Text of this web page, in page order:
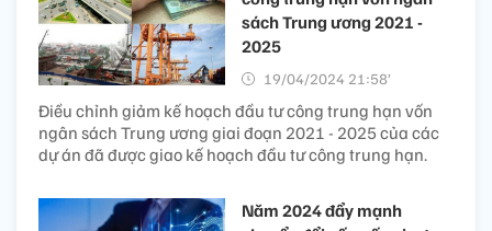
sách Trung ương 2021 -
2025
19/04/2024 21:58’
Điều chỉnh giảm kế hoạch đầu tư công trung hạn vốn
ngân sách Trung ương giai đoạn 2021 - 2025 của các
dự án đã được giao kế hoạch đầu tư công trung hạn.
Năm 2024 đẩy mạnh